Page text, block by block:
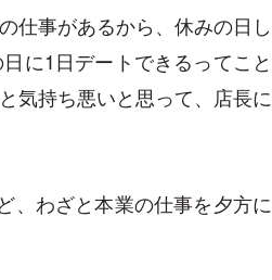
仕事があるから、休みの日し
に1日デートできるってこと
気持ち悪いと思って、店長に
、わざと本業の仕事を夕方に